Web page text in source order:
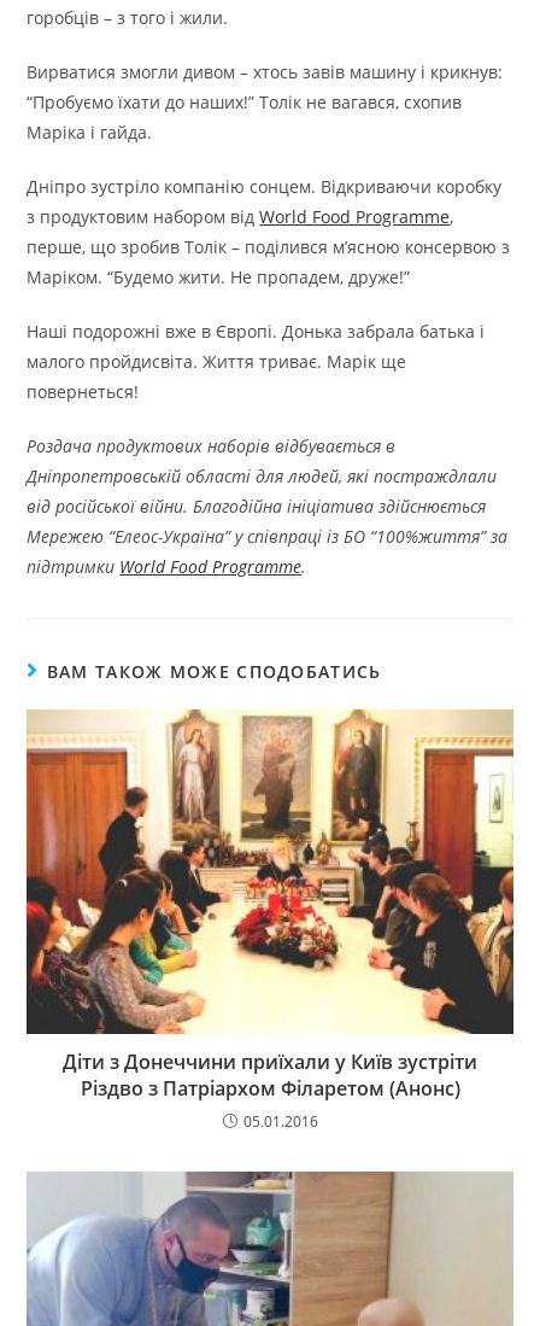
горобців – з того і жили.
Вирватися змогли дивом – хтось завів машину і крикнув:
“Пробуємо їхати до наших!” Толік не вагався, схопив
Маріка і гайда.
Дніпро зустріло компанію сонцем. Відкриваючи коробку
з продуктовим набором відWorld Food Programme,
перше, що зробив Толік – поділився м’ясною консервою з
Маріком. “Будемо жити. Не пропадем, друже!”
Наші подорожні вже в Європі. Донька забрала батька і
малого пройдисвіта. Життя триває. Марік ще
повернеться!
Роздача продуктових наборів відбувається в
Дніпропетровській області для людей, які постраждлали
від російської війни. Благодійна ініціатива здійснюється
Мережею “Елеос-Україна” у співпраці із БО “100%життя” за
підтримки World Food Programme.
ВАМ ТАКОЖ МОЖЕ СПОДОБАТИСЬ
Діти з Донеччини приїхали у Київ зустріти
Різдво з Патріархом Філаретом (Анонс)
05.01.2016